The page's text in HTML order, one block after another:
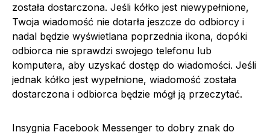
została dostarczona. Jeśli kółko jest niewypełnione,
Twoja wiadomość nie dotarła jeszcze do odbiorcy i
nadal będzie wyświetlana poprzednia ikona, dopóki
odbiorca nie sprawdzi swojego telefonu lub
komputera, aby uzyskać dostęp do wiadomości. Jeśli
jednak kółko jest wypełnione, wiadomość została
dostarczona i odbiorca będzie mógł ją przeczytać.
Insygnia Facebook Messenger to dobry znak do